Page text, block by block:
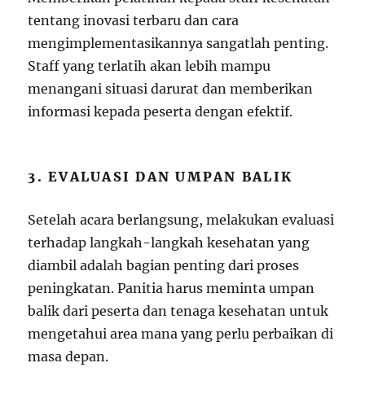
tentang inovasi terbaru dan cara
mengimplementasikannya sangatlah penting.
Staff yang terlatih akan lebih mampu
menangani situasi darurat dan memberikan
informasi kepada peserta dengan efektif.
3. EVALUASI DAN UMPAN BALIK
Setelah acara berlangsung, melakukan evaluasi
terhadap langkah-langkah kesehatan yang
diambil adalah bagian penting dari proses
peningkatan. Panitia harus meminta umpan
balik dari peserta dan tenaga kesehatan untuk
mengetahui area mana yang perlu perbaikan di
masa depan.